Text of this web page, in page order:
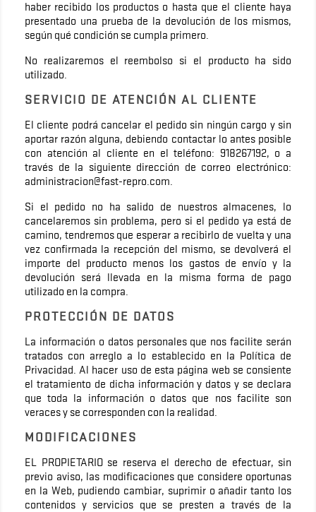
haber recibido los productos o hasta que el cliente haya
presentado una prueba de la devolución de los mismos,
según qué condición se cumpla primero.
No realizaremos el reembolso si el producto ha sido
utilizado.
SERVICIO DE ATENCIÓN AL CLIENTE
El cliente podrá cancelar el pedido sin ningún cargo y sin
aportar razón alguna, debiendo contactar lo antes posible
con atención al cliente en el teléfono: 918267192, o a
través de la siguiente dirección de correo electrónico:
administracion@fast-repro.com.
Si el pedido no ha salido de nuestros almacenes, lo
cancelaremos sin problema, pero si el pedido ya está de
camino, tendremos que esperar a recibirlo de vuelta y una
vez confirmada la recepción del mismo, se devolverá el
importe del producto menos los gastos de envío y la
devolución será llevada en la misma forma de pago
utilizado en la compra.
PROTECCIÓN DE DATOS
La información o datos personales que nos facilite serán
tratados con arreglo a lo establecido en la Política de
Privacidad. Al hacer uso de esta página web se consiente
el tratamiento de dicha información y datos y se declara
que toda la información o datos que nos facilite son
veraces y se corresponden con la realidad.
MODIFICACIONES
EL PROPIETARIO se reserva el derecho de efectuar, sin
previo aviso, las modificaciones que considere oportunas
en la Web, pudiendo cambiar, suprimir o añadir tanto los
contenidos y servicios que se presten a través de la